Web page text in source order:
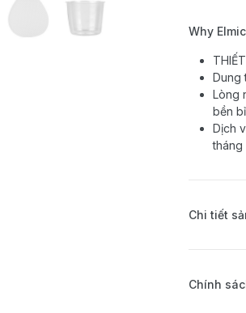
Why
Dung
Lòng
bền
Dịch
tháng
Chi tiết
Chính